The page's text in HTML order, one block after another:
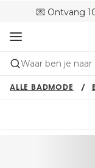
💌 Ontvang
🚚
Waar ben je naar
ALLE BADMODE